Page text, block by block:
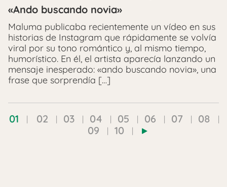
«Ando buscando novia»
Maluma publicaba recientemente un vídeo en sus
historias de Instagram que rápidamente se volvía
viral por su tono romántico y, al mismo tiempo,
humorístico. En él, el artista aparecía lanzando un
mensaje inesperado: «ando buscando novia», una
frase que sorprendía […]
01 02 03 04 05 06 07
08
09
10